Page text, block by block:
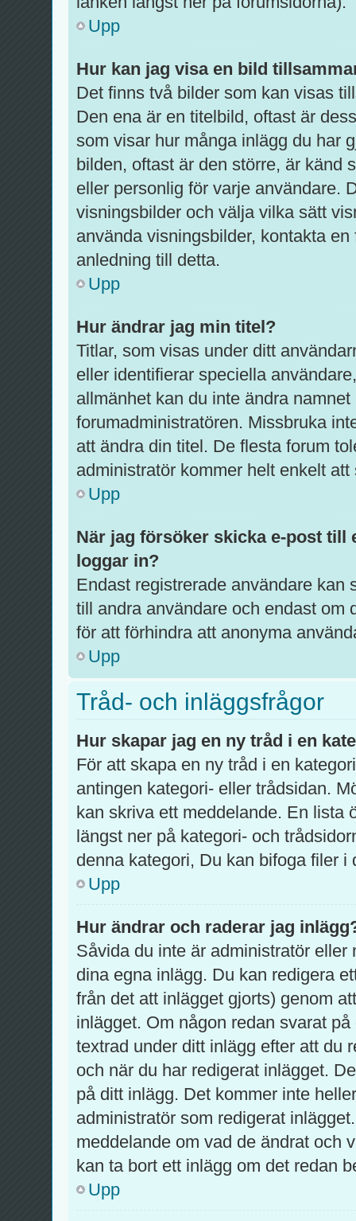
Upp
Hur kan jag visa en bild
Det finns två bilder som kan visas
Den ena är en titelbild, oftast är
som visar hur många inlägg du har
bilden, oftast är den större, är känd
eller personlig för varje användare.
visningsbilder och välja vilka sätt
använda visningsbilder, kontakta
anledning till detta.
Upp
Hur ändrar jag min titel?
Titlar, som visas under ditt
eller identifierar speciella
allmänhet kan du inte ändra
forumadministratören. Missbruka
att ändra din titel. De flesta forum
administratör kommer helt enkelt
Upp
När jag försöker skicka e-post till
loggar in?
Endast registrerade användare kan
till andra användare och endast om
för att förhindra att anonyma
Upp
Tråd- och inläggsfrågor
Hur skapar jag en ny tråd i en
För att skapa en ny tråd i en
antingen kategori- eller trådsidan.
kan skriva ett meddelande. En lista
längst ner på kategori- och
denna kategori, Du kan bifoga filer i
Upp
Hur ändrar och raderar jag
Såvida du inte är administratör
dina egna inlägg. Du kan redigera
från det att inlägget gjorts) genom
inlägget. Om någon redan svarat
textrad under ditt inlägg efter att du
och när du har redigerat inlägget.
på ditt inlägg. Det kommer inte
administratör som redigerat
meddelande om vad de ändrat och
kan ta bort ett inlägg om det redan
Upp